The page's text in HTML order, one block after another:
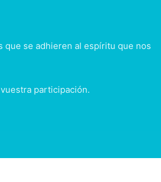
que se adhieren al espíritu que nos
participación.